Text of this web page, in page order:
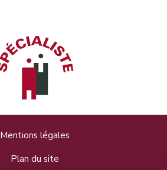
Mentions légales
Plan du site